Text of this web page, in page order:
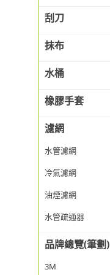
刮刀
抹布
水桶
橡膠手套
濾網
水管濾網
冷氣濾網
油煙濾網
水管疏通器
品牌總覽(筆劃)
3M